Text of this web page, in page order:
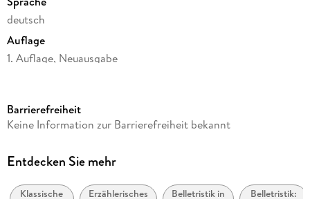
deutsch
Auflage
1. Auflage, Neuausgabe
Reihe
Autor/Autorin
Herausgegeben von
Barrierefreiheit
Keine Information zur Barrierefreiheit bekannt
Entdecken Sie mehr
Klassische
Erzählerisches
Belletristik in
Belletristik: